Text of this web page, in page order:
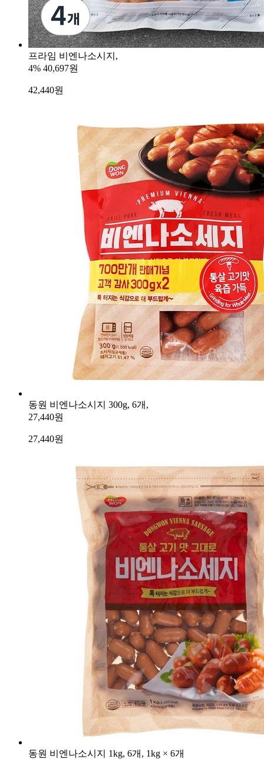
프라임 비엔나소시지,
4% 40,697원
42,440원
동원 비엔나소시지 300g, 6개,
27,440원
27,440원
동원 비엔나소시지 1kg, 6개, 1kg × 6개